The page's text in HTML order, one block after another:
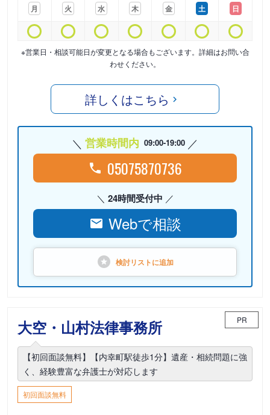
月
火
水
木
金
土
日
※営業日・相談可能日が変更となる場合もございます。詳細はお問い合
わせください。
詳しくはこちら
営業時間内 09:00-19:00
05075870736
24時間受付中
Webで相談
検討リストに追加
大空・山村法律事務所 PR
【初回面談無料】【内幸町駅徒歩1分】遺産・相続問題に強
く、経験豊富な弁護士が対応します
初回面談無料